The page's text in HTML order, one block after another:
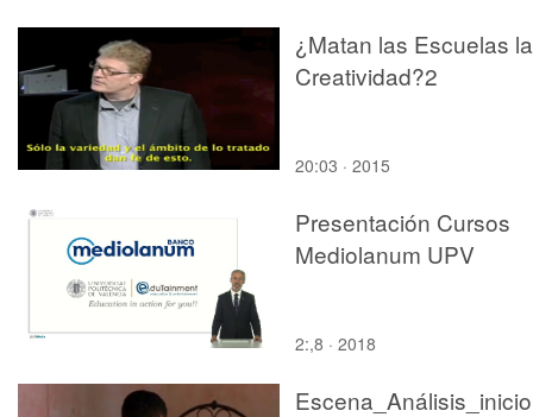
¿Matan las Escuelas la
Creatividad?2
20:03 · 2015
Presentación Cursos
Mediolanum UPV
2:,8 · 2018
Escena_Análisis_inicio